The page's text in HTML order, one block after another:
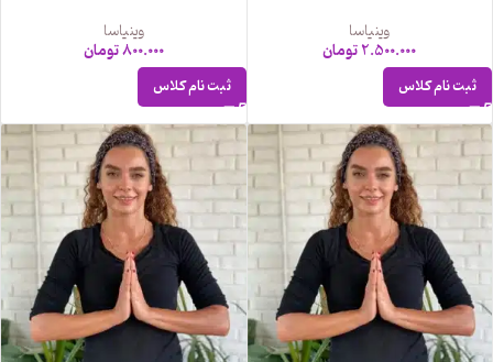
وینیاسا
2.500.000تومان
ثبت نام کلاس
وینیاسا
800.000تومان
ثبت نام کلاس